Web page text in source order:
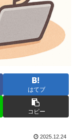
はてブ
コピー
2025.12.24